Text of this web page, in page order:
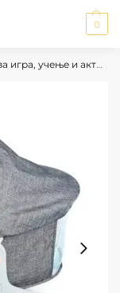
0
учење и активности